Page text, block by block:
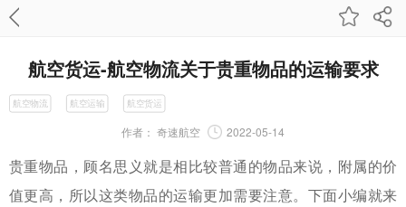
航空货运-航空物流关于贵重物品的运输要求
航空物流 航空运输 航空货运
作者： 奇速航空 2022-05-14
贵重物品，顾名思义就是相比较普通的物品来说，附属的价
值更高，所以这类物品的运输更加需要注意。下面小编就来